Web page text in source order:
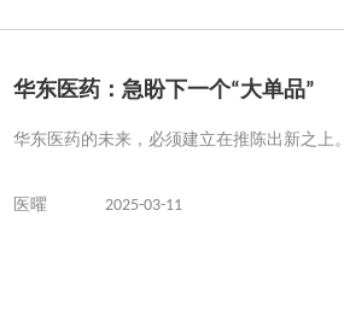
华东医药：急盼下一个“大单品”
华东医药的未来，必须建立在推陈出新之上。
医曜 2025-03-11